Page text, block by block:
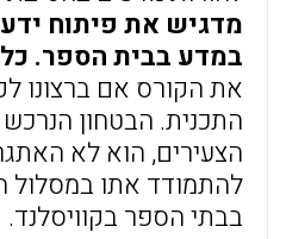
מדגיש את פיתוח
במדע בבית הספר. כל
את הקורס אם ברצונו
התכנית. הבטחון
הצעירים, הוא לא
להתמודד אתו במסלול
בבתי הספר בקוויסלנד.